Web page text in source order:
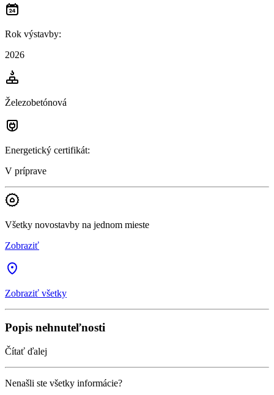
Rok výstavby:
2026
Železobetónová
Energetický certifikát:
V príprave
Všetky novostavby na jednom mieste
Zobraziť
Zobraziť všetky
Popis nehnuteľnosti
Čítať ďalej
Nenašli ste všetky informácie?